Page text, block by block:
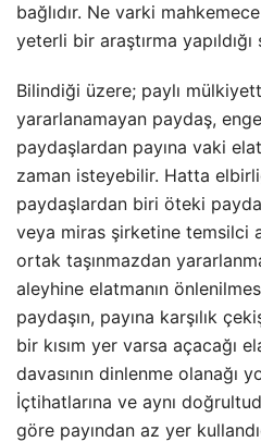
bağlıdır. Ne varki
yeterli bir araştırma
Bilindiği üzere; paylı
yararlanamayan paydaş,
paydaşlardan payına vaki
zaman isteyebilir. Hatta
paydaşlardan biri öteki
veya miras şirketine temsilci
ortak taşınmazdan
aleyhine elatmanın
paydaşın, payına karşılık
bir kısım yer varsa açacağı
davasının dinlenme olanağı
İçtihatlarına ve aynı
göre payından az yer